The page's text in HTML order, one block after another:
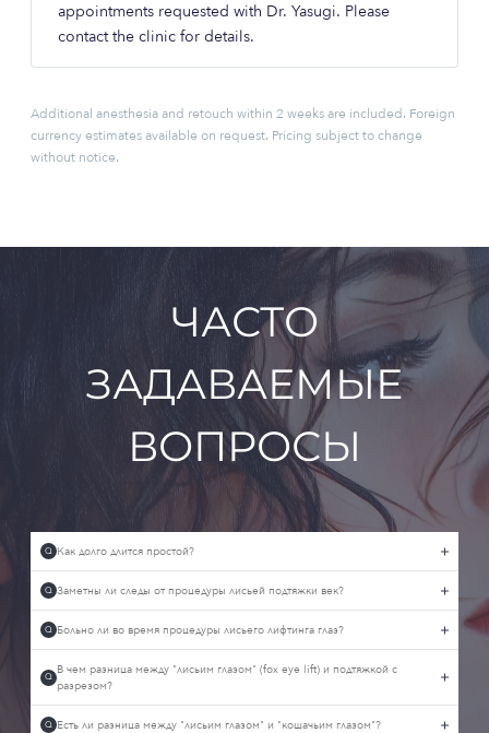
appointments requested with Dr. Yasugi. Please
contact the clinic for details.
Additional anesthesia and retouch within 2 weeks are included. Foreign
currency estimates available on request. Pricing subject to change
without notice.
ЧАСТО
ЗАДАВАЕМЫЕ
ВОПРОСЫ
Q Как долго длится простой?
Q Заметны ли следы от процедуры лисьей подтяжки век?
Q Больно ли во время процедуры лисьего лифтинга глаз?
Q В чем разница между "лисьим глазом" (fox eye lift) и подтяжкой с
разрезом?
Q Есть ли разница между "лисьим глазом" и "кошачьим глазом"?